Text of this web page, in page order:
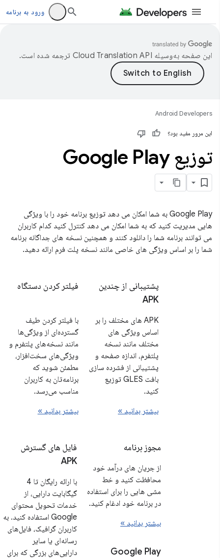
ورود به برنامه
این صفحه به‌وسیله ترجمه شده است.
Android Developers
این مرور مفید بود؟
توزیع Google Play
Google Play به شما امکان می دهد توزیع برنامه خود را با ویژگی
هایی مدیریت کنید که به شما امکان می دهد کنترل کنید کدام کاربران
می توانند برنامه شما را دانلود کنند و همچنین نسخه های جداگانه برنامه
شما را بر اساس ویژگی های خاصی مانند نسخه پلت فرم ارائه دهید.
فیلتر کردن دستگاه
با فیلتر کردن طیف
گسترده‌ای از ویژگی‌ها
مانند نسخه‌های پلتفرم و
ویژگی‌های سخت‌افزار،
مطمئن شوید که
برنامه‌تان به کاربران
مناسب می‌رسد.
بیشتر بدانید »
پشتیبانی از چندین
APK
APK های مختلف را بر
اساس ویژگی های
مختلف مانند نسخه
پلتفرم، اندازه صفحه و
پشتیبانی از فشرده سازی
بافت GLES توزیع
کنید.
بیشتر بدانید »
فایل های گسترش
APK
با ارائه رایگان تا 4
گیگابایت دارایی، از
خدمات تحویل محتوای
Google استفاده کنید. به
کاربران گرافیک، فایل‌های
رسانه‌ای یا سایر
دارایی‌های بزرگی که برای
مجوز برنامه
از جریان های درآمد خود
محافظت کنید و خط
مشی هایی را برای استفاده
در برنامه خود ادغام کنید.
بیشتر بدانید »
Google Play